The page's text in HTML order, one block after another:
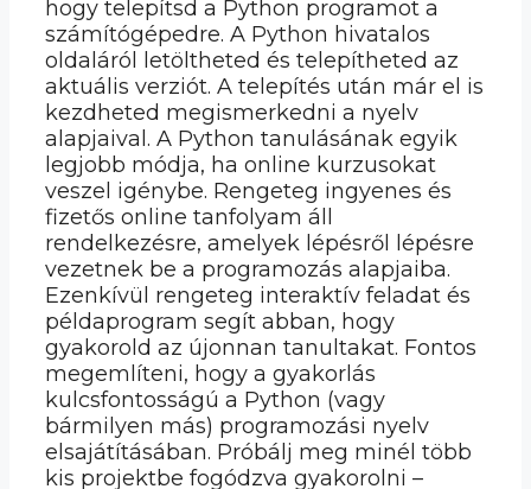
hogy telepítsd a Python programot a
számítógépedre. A Python hivatalos
oldaláról letöltheted és telepítheted az
aktuális verziót. A telepítés után már el is
kezdheted megismerkedni a nyelv
alapjaival. A Python tanulásának egyik
legjobb módja, ha online kurzusokat
veszel igénybe. Rengeteg ingyenes és
fizetős online tanfolyam áll
rendelkezésre, amelyek lépésről lépésre
vezetnek be a programozás alapjaiba.
Ezenkívül rengeteg interaktív feladat és
példaprogram segít abban, hogy
gyakorold az újonnan tanultakat. Fontos
megemlíteni, hogy a gyakorlás
kulcsfontosságú a Python (vagy
bármilyen más) programozási nyelv
elsajátításában. Próbálj meg minél több
kis projektbe fogódzva gyakorolni –